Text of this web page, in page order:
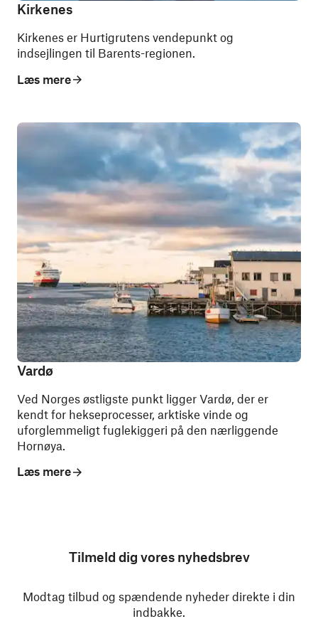
Kirkenes
Kirkenes er Hurtigrutens vendepunkt og
indsejlingen til Barents-regionen.
Læs mere
Vardø
Ved Norges østligste punkt ligger Vardø, der er
kendt for hekseprocesser, arktiske vinde og
uforglemmeligt fuglekiggeri på den nærliggende
Hornøya.
Læs mere
Tilmeld dig vores nyhedsbrev
Modtag tilbud og spændende nyheder direkte i din
indbakke.